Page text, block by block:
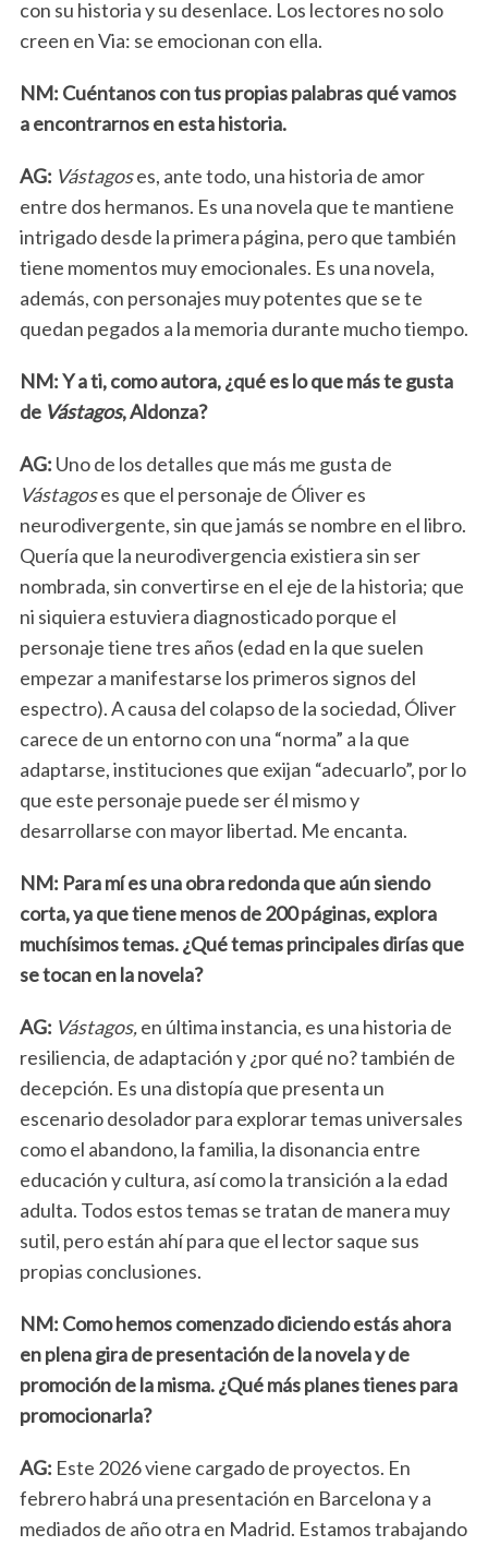
con su historia y su desenlace. Los lectores no solo
creen en Via: se emocionan con ella.
NM: Cuéntanos con tus propias palabras qué vamos
a encontrarnos en esta historia.
AG: Vástagoses, ante todo, una historia de amor
entre dos hermanos. Es una novela que te mantiene
intrigado desde la primera página, pero que también
tiene momentos muy emocionales. Es una novela,
además, con personajes muy potentes que se te
quedan pegados a la memoria durante mucho tiempo.
NM: Y a ti, como autora, ¿qué es lo que más te gusta
de Vástagos, Aldonza?
AG: Uno de los detalles que más me gusta de
Vástagoses que el personaje de Óliver es
neurodivergente, sin que jamás se nombre en el libro.
Quería que la neurodivergencia existiera sin ser
nombrada, sin convertirse en el eje de la historia; que
ni siquiera estuviera diagnosticado porque el
personaje tiene tres años (edad en la que suelen
empezar a manifestarse los primeros signos del
espectro). A causa del colapso de la sociedad, Óliver
carece de un entorno con una “norma” a la que
adaptarse, instituciones que exijan “adecuarlo”, por lo
que este personaje puede ser él mismo y
desarrollarse con mayor libertad. Me encanta.
NM: Para mí es una obra redonda que aún siendo
corta, ya que tiene menos de 200 páginas, explora
muchísimos temas. ¿Qué temas principales dirías que
se tocan en la novela?
AG: Vástagos,en última instancia, es una historia de
resiliencia, de adaptación y ¿por qué no? también de
decepción. Es una distopía que presenta un
escenario desolador para explorar temas universales
como el abandono, la familia, la disonancia entre
educación y cultura, así como la transición a la edad
adulta. Todos estos temas se tratan de manera muy
sutil, pero están ahí para que el lector saque sus
propias conclusiones.
NM: Como hemos comenzado diciendo estás ahora
en plena gira de presentación de la novela y de
promoción de la misma. ¿Qué más planes tienes para
promocionarla?
AG: Este 2026 viene cargado de proyectos. En
febrero habrá una presentación en Barcelona y a
mediados de año otra en Madrid. Estamos trabajando
S
e
r
c
f
o
: